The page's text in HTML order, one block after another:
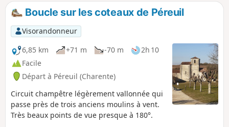
Boucle sur les coteaux de Péreuil
Visorandonneur
6,85 km
+71 m -70 m
2h 10
Facile
Départ à Péreuil (Charente)
Circuit champêtre légèrement vallonnée qui
passe près de trois anciens moulins à vent.
Très beaux points de vue presque à 180°.